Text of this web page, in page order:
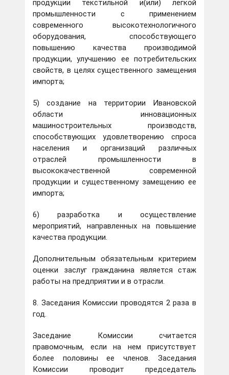
продукции текстильной и(или) легкой
промышленности с применением
современного высокотехнологичного
оборудования, способствующего
повышению качества производимой
продукции, улучшению ее потребительских
свойств, в целях существенного замещения
импорта;
5) создание на территории Ивановской
области инновационных
машиностроительных производств,
способствующих удовлетворению спроса
населения и организаций различных
отраслей промышленности в
высококачественной современной
продукции и существенному замещению ее
импорта;
6) разработка и осуществление
мероприятий, направленных на повышение
качества продукции.
Дополнительным обязательным критерием
оценки заслуг гражданина является стаж
работы на предприятии и в отрасли.
8. Заседания Комиссии проводятся 2 раза в
год.
Заседание Комиссии считается
правомочным, если на нем присутствует
более половины ее членов. Заседания
Комиссии проводит председатель